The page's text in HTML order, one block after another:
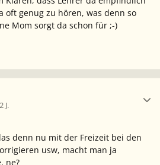
oft genug zu hören, was denn so
Mom sorgt da schon für ;-)
J.
denn nu mit der Freizeit bei den
usw, macht man ja
ne?